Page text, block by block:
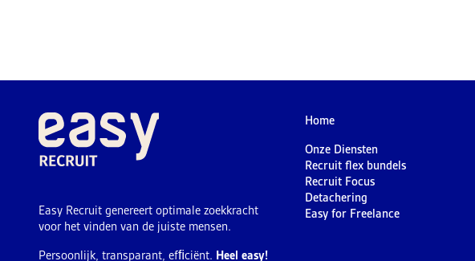
Easy Recruit genereert optimale zoekkracht
voor het vinden van de juiste mensen.
Persoonlijk, transparant, efﬁciënt. Heel easy!
Home
Onze Diensten
Recruit flex bundels
Recruit Focus
Detachering
Easy for Freelance